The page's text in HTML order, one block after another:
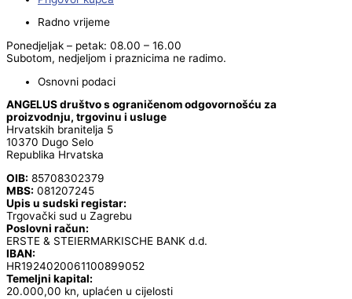
Radno vrijeme
Ponedjeljak – petak: 08.00 – 16.00
Subotom, nedjeljom i praznicima ne radimo.
Osnovni podaci
ANGELUS društvo s ograničenom odgovornošću za
proizvodnju, trgovinu i usluge
Hrvatskih branitelja 5
10370 Dugo Selo
Republika Hrvatska
OIB: 85708302379
MBS: 081207245
Upis u sudski registar:
Trgovački sud u Zagrebu
Poslovni račun:
ERSTE & STEIERMARKISCHE BANK d.d.
IBAN:
HR1924020061100899052
Temeljni kapital:
20.000,00 kn, uplaćen u cijelosti